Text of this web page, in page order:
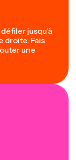
jusqu'à
droite. Fais
une